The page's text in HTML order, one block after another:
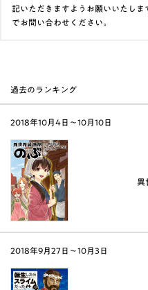
記いただきますようお願いいたし
でお問い合わせください。
過去のランキング
2018年10月4日〜10月10日
異
2018年9月27日〜10月3日